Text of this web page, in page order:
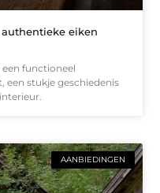
eiken
een functioneel
een stukje geschiedenis
AANBIEDINGEN